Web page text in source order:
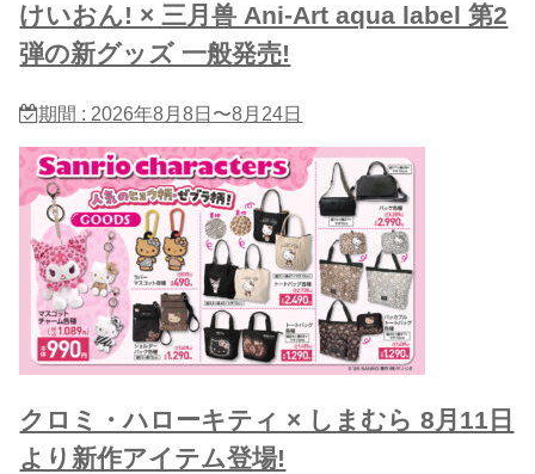
けいおん! × 三月兽 Ani-Art aqua label 第2
弾の新グッズ 一般発売!
期間 : 2026年8月8日〜8月24日
クロミ・ハローキティ × しまむら 8月11日
より新作アイテム登場!